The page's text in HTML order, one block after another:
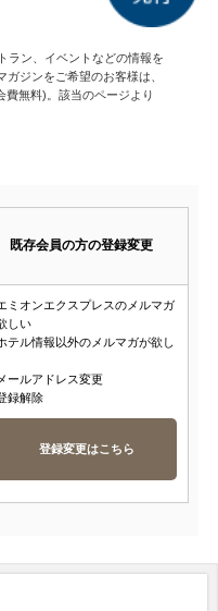
ラン、イベントなどの情報を
ジンをご希望のお客様は、
費無料)。該当のページより
既存会員の方の登録変更
ミオンエクスプレスのメルマガ
しい
テル情報以外のメルマガが欲し
ールアドレス変更
録解除
登録変更はこちら